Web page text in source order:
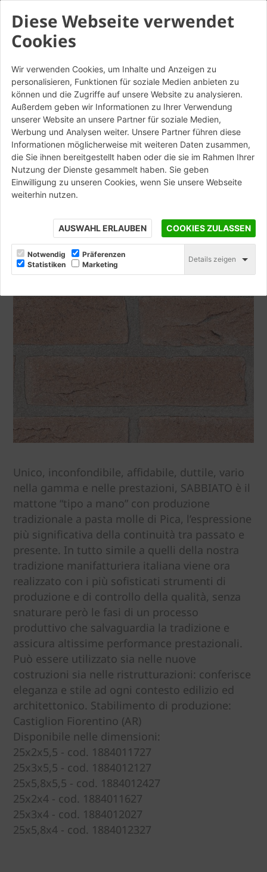
Diese Webseite verwendet
Cookies
Wir verwenden Cookies, um Inhalte und Anzeigen zu
personalisieren, Funktionen für soziale Medien anbieten zu
können und die Zugriffe auf unsere Website zu analysieren.
Außerdem geben wir Informationen zu Ihrer Verwendung
unserer Website an unsere Partner für soziale Medien,
Werbung und Analysen weiter. Unsere Partner führen diese
Informationen möglicherweise mit weiteren Daten zusammen,
die Sie ihnen bereitgestellt haben oder die sie im Rahmen Ihrer
Nutzung der Dienste gesammelt haben. Sie geben
Einwilligung zu unseren Cookies, wenn Sie unsere Webseite
weiterhin nutzen.
AUSWAHL ERLAUBEN COOKIES ZULASSEN
Notwendig
Präferenzen
Statistiken
Marketing
Details zeigen
Sabbiato Rosato - Listello da
mattone
STAMPA
Unico, inconfondibile, affidabile, duttile, vario
nella gamma e nelle prestazioni, SABBIATO è il
mattone “tipo a mano” con produzione
tradizionale a pasta molle di Pica, l’espressione
più significativa della continuità tra passato e
presente. In tutto simile a quelli della nostra
tradizione manifatturiera italiana viene ora
realizzato con i più sofisticati strumenti di
produzione e di controllo della qualità, senza
snaturare però le fasi di un processo
produttivo che salvaguardia la tradizione e
assicura altissime performance prestazionali.
Può essere utilizzato sia nelle nuove
costruzioni sia nelle ristrutturazioni: conferisce
eleganza e stile ad ogni contesto edilizio ed
architettonico. Stabilimento di produzione:
Castiglion Fiorentino (AR)
Disponibile nelle dimensioni:
25x2x5,5 - cod. 1884011727
25x3x5,5 - cod. 1884012127
25x5,8x5,5 - cod. 1884012427
25x2x4 - cod. 1884011627
25x3x4 - cod. 1884012027
25x5,8x4 - cod. 1884012327